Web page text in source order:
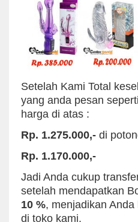
Setelah Kami Total
yang anda pesan
harga di atas :
Rp. 1.275.000,- di
Rp. 1.170.000,-
Jadi Anda cukup
setelah mendapatkan
10 %, menjadikan
di toko kami.